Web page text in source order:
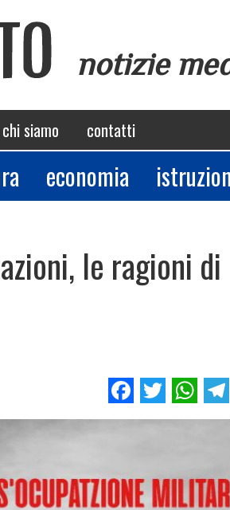
notizie
chi siamo contatti
economia
le ragioni di
Facebook
Twitter